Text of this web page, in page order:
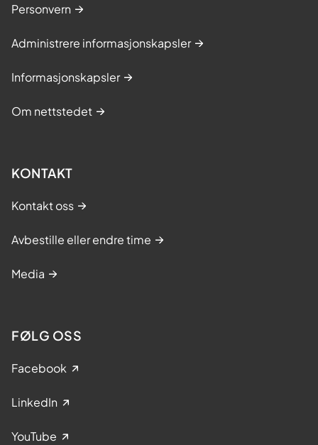
Personvern
Administrere informasjonskapsler
Informasjonskapsler
Om nettstedet
KONTAKT
Kontakt oss
Avbestille eller endre time
Media
FØLG OSS
Facebook
LinkedIn
YouTube